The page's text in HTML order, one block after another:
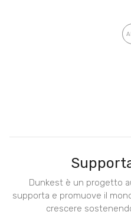
Dunkest è un progetto
supporta e promuove il
crescere